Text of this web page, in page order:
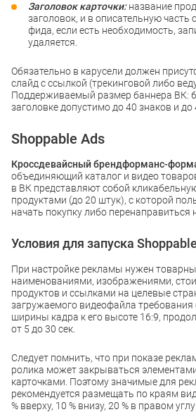
Заголовок карточки:название
заголовок, и в описательную часть
фида, если есть необходимость,
удаляется.
Обязательно в карусели должен
слайд с ссылкой (трекинговой либо
Поддерживаемый размер баннера ВК:
заголовке допустимо до 40 знаков и до
Shoppable Ads
Кроссдевайсный брендформанс-
объединяющий каталог и видео
в ВК представляют собой
продуктами (до 20 штук), с которой
начать покупку либо перенаправиться
Условия для запуска
При настройке рекламы нужен
наименованиями, изображениями,
продуктов и ссылками на целевые
загружаемого видеофайла
ширины кадра к его высоте 16:9,
от 5 до 30 сек.
Следует помнить, что при показе
ролика может закрываться
карточками. Поэтому значимые для
рекомендуется размещать по краям
% вверху, 10 % внизу, 20 % в правом углу